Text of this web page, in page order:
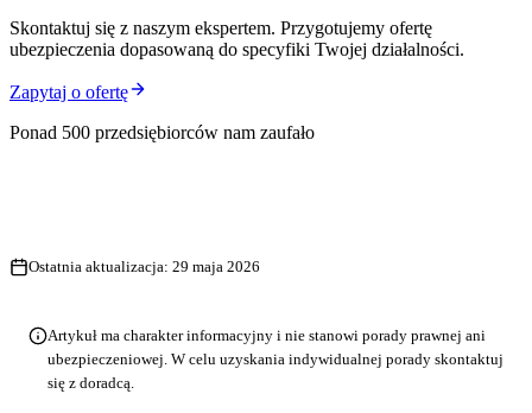
Skontaktuj się z naszym ekspertem. Przygotujemy ofertę
ubezpieczenia dopasowaną do specyfiki Twojej działalności.
Zapytaj o ofertę
Ponad 500 przedsiębiorców nam zaufało
Ostatnia aktualizacja: 29 maja 2026
Artykuł ma charakter informacyjny i nie stanowi porady prawnej ani
ubezpieczeniowej. W celu uzyskania indywidualnej porady skontaktuj
się z doradcą.